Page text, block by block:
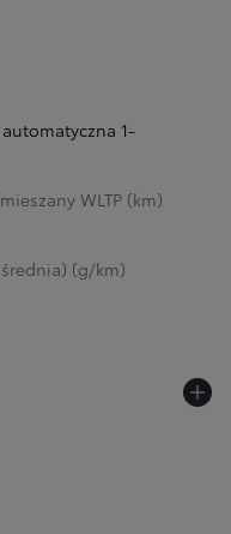
1-
WLTP (km)
(g/km)